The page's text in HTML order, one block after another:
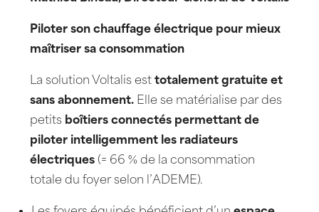
Piloter son chauffage électrique pour mieux
maîtriser sa consommation
La solution Voltalis est totalement gratuite et
sans abonnement. Elle se matérialise par des
petits boîtiers connectés permettant de
piloter intelligemment les radiateurs
électriques (= 66 % de la consommation
totale du foyer selon l’ADEME).